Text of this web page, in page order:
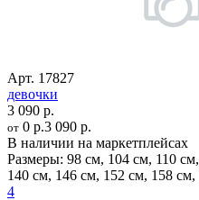
Арт. 17827
девочки
3 090 р.
от 0 р.3 090 р.
В наличии на маркетплейсах
Размеры: 98 см, 104 см, 110 см,
140 см, 146 см, 152 см, 158 см,
4